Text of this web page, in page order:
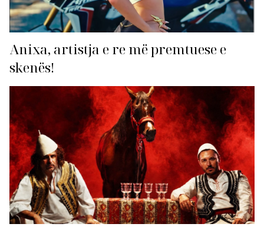
Anixa, artistja e re më premtuese e
skenës!